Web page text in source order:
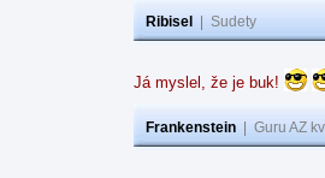
Ribisel Sudety
Já myslel, že je buk!
Frankenstein Guru AZ